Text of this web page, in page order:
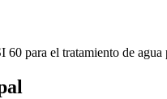
para el tratamiento de agua